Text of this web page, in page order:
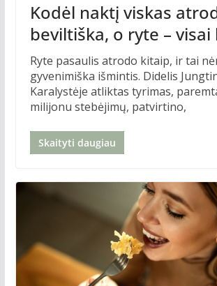
Kodėl naktį viskas
beviltiška, o ryte –
Ryte pasaulis atrodo kitaip, ir tai
gyvenimiška išmintis. Didelis
Karalystėje atliktas tyrimas,
milijonu stebėjimų, patvirtino,
Skaityti daugiau